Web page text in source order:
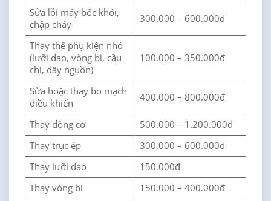
Sửa lỗi máy bốc khói,
chập cháy
300.000 – 600.000đ
Thay thế phụ kiện nhỏ
(lưỡi dao, vòng bi, cầu
chì, dây nguồn)
100.000 – 350.000đ
Sửa hoặc thay bo mạch
điều khiển
400.000 – 800.000đ
Thay động cơ
500.000 – 1.200.000đ
Thay trục ép
300.000 – 600.000đ
Thay lưỡi dao
150.000đ
Thay vòng bi
150.000 – 400.000đ